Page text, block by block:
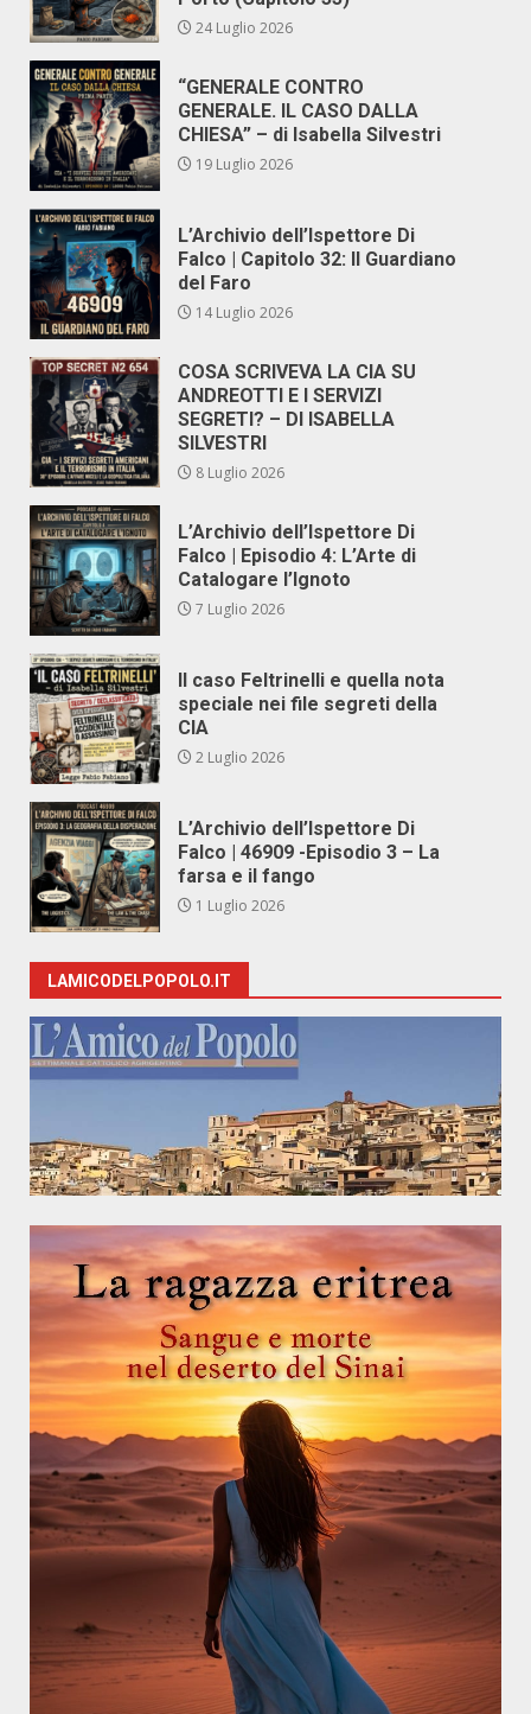
24 Luglio 2026
“GENERALE CONTRO
GENERALE. IL CASO DALLA
CHIESA” – di Isabella Silvestri
19 Luglio 2026
L’Archivio dell’Ispettore Di
Falco | Capitolo 32: Il Guardiano
del Faro
14 Luglio 2026
COSA SCRIVEVA LA CIA SU
ANDREOTTI E I SERVIZI
SEGRETI? – DI ISABELLA
SILVESTRI
8 Luglio 2026
L’Archivio dell’Ispettore Di
Falco | Episodio 4: L’Arte di
Catalogare l’Ignoto
7 Luglio 2026
Il caso Feltrinelli e quella nota
speciale nei file segreti della
CIA
2 Luglio 2026
L’Archivio dell’Ispettore Di
Falco | 46909 -Episodio 3 – La
farsa e il fango
1 Luglio 2026
LAMICODELPOPOLO.IT